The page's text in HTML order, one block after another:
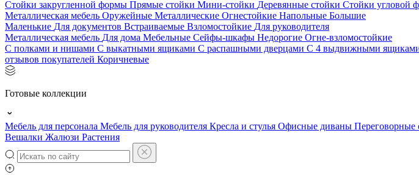
Стойки закругленной формы Прямые стойки Мини-стойки Деревянные стойки Стойки угловой
Металлическая мебель Оружейные Металлические Огнестойкие Напольные Большие
Маленькие Для документов Встраиваемые Взломостойкие Для руководителя
Металлическая мебель Для дома Мебельные Сейфы-шкафы Недорогие Огне-взломостойкие
С полками и нишами С выкатными ящиками С распашными дверцами С 4 выдвижными
отзывов покупателей Коричневые
Готовые коллекции
Мебель для персонала Мебель для руководителя Кресла и стулья Офисные диваны Переговорные
Вешалки Жалюзи Растения